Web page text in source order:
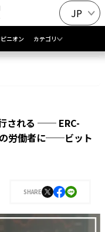
JP
ニオン カテゴリ
される ── ERC-
労働者に──ビット
SHARE